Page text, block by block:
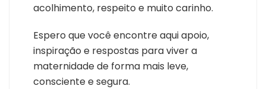
acolhimento, respeito e muito carinho.
Espero que você encontre aqui apoio,
inspiração e respostas para viver a
maternidade de forma mais leve,
consciente e segura.